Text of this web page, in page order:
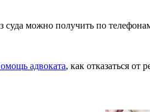
суда можно получить по
адвоката, как отказаться от